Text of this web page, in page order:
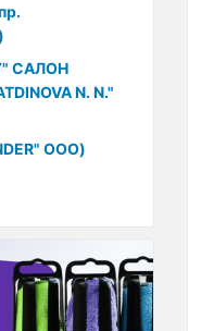
САЛОН
N. N."
ООО)